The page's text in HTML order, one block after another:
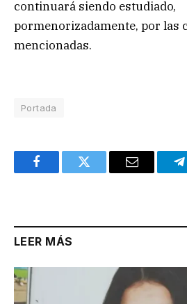
continuará siendo estudiado,
pormenorizadamente, por las
mencionadas.
Portada
FacebookTwitter Email
LEER MÁS